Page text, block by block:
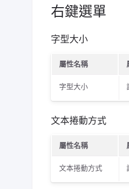
右鍵選單
字型大小
屬性名稱
字型大小
文本捲動方式
屬性名稱
文本捲動方式